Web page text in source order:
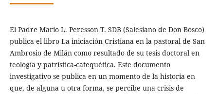
El Padre Mario L. Peresson T. SDB (Salesiano de Don Bosco)
publica el libro La iniciación Cristiana en la pastoral de San
Ambrosio de Milán como resultado de su tesis doctoral en
teología y patrística-catequética. Este documento
investigativo se publica en un momento de la historia en
que, de alguna u otra forma, se percibe una crisis de